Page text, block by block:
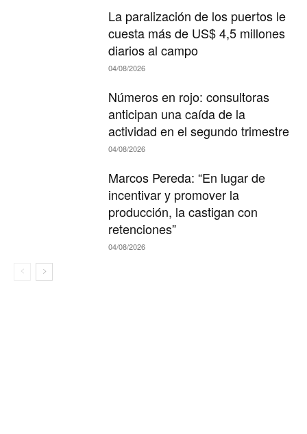
La paralización de los puertos le
cuesta más de US$ 4,5 millones
diarios al campo
04/08/2026
Números en rojo: consultoras
anticipan una caída de la
actividad en el segundo trimestre
04/08/2026
Marcos Pereda: “En lugar de
incentivar y promover la
producción, la castigan con
retenciones”
04/08/2026